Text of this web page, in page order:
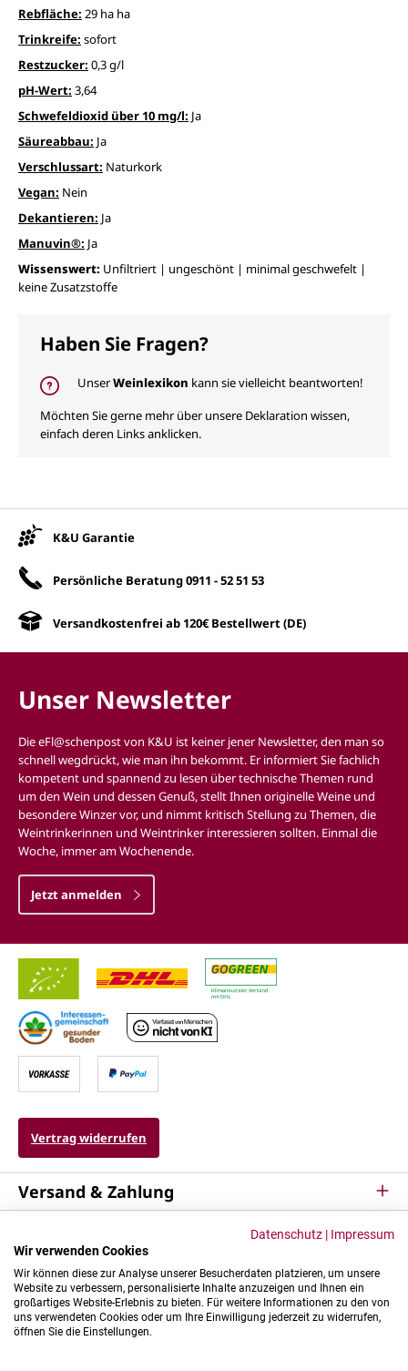
Rebfläche: 29 ha ha
Trinkreife: sofort
Restzucker: 0,3 g/l
pH-Wert: 3,64
Schwefeldioxid über 10 mg/l: Ja
Säureabbau: Ja
Verschlussart: Naturkork
Vegan: Nein
Dekantieren: Ja
Manuvin®: Ja
Wissenswert: Unfiltriert | ungeschönt | minimal geschwefelt |
keine Zusatzstoffe
Haben Sie Fragen?
UnserWeinlexikon kann sie vielleicht beantworten!
Möchten Sie gerne mehr über unsere Deklaration wissen,
einfach deren Links anklicken.
K&U Garantie
Persönliche Beratung0911 - 52 51 53
Versandkostenfrei ab 120€ Bestellwert (DE)
Unser Newsletter
Die eFl@schenpost von K&U ist keiner jener Newsletter, den man so
schnell wegdrückt, wie man ihn bekommt. Er informiert Sie fachlich
kompetent und spannend zu lesen über technische Themen rund
um den Wein und dessen Genuß, stellt Ihnen originelle Weine und
besondere Winzer vor, und nimmt kritisch Stellung zu Themen, die
Weintrinkerinnen und Weintrinker interessieren sollten. Einmal die
Woche, immer am Wochenende.
Jetzt anmelden
Vertrag widerrufen
Versand & Zahlung
Kontakt & Mehr
Datenschutz | Impressum
Wir verwenden Cookies
Wir können diese zur Analyse unserer Besucherdaten platzieren, um unsere
Website zu verbessern, personalisierte Inhalte anzuzeigen und Ihnen ein
großartiges Website-Erlebnis zu bieten. Für weitere Informationen zu den von
uns verwendeten Cookies oder um Ihre Einwilligung jederzeit zu widerrufen,
öffnen Sie die Einstellungen.